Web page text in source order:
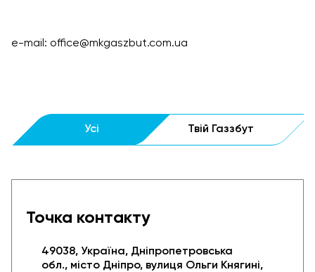
e-mail: office@mkgaszbut.com.ua
Усі Твій Газзбут
Точка контакту
49038, Україна, Дніпропетровська
обл., місто Дніпро, вулиця Ольги Княгині,